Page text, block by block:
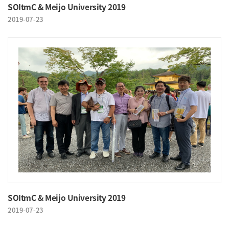
SOItmC & Meijo University 2019
2019-07-23
SOItmC & Meijo University 2019
2019-07-23